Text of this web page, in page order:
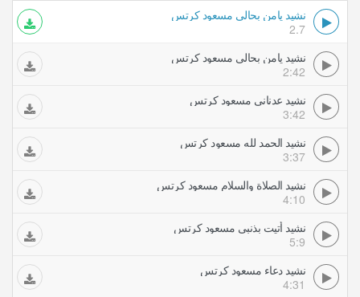
نشيد يامن بحالي مسعود كرتس
2.7
نشيد يامن بحالي مسعود كرتس
2:42
نشيد عدناني مسعود كرتس
3:42
نشيد الحمد لله مسعود كرتس
3:37
نشيد الصلاة والسلام مسعود كرتس
4:10
نشيد أتيت بذنبي مسعود كرتس
5:9
نشيد دعاء مسعود كرتس
4:31